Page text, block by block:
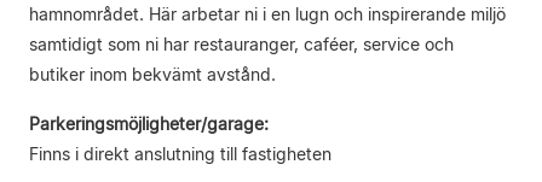
hamnområdet. Här arbetar ni i en lugn och inspirerande miljö
samtidigt som ni har restauranger, caféer, service och
butiker inom bekvämt avstånd.
Parkeringsmöjligheter/garage:
Finns i direkt anslutning till fastigheten